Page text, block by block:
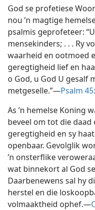
God se profetiese
nou ’n magtige
psalmis geprofeteer:
mensekinders; . . . Ry
waarheid en ootmoed
geregtigheid lief en
o God, u God U gesalf
metgeselle.”—Psalm
As ’n hemelse Koning
beveel om tot die
geregtigheid en sy
openbaar. Gevolglik
’n onsterflike
wat binnekort al God
Daarbenewens sal hy
herstel en die
volmaaktheid ophef.—